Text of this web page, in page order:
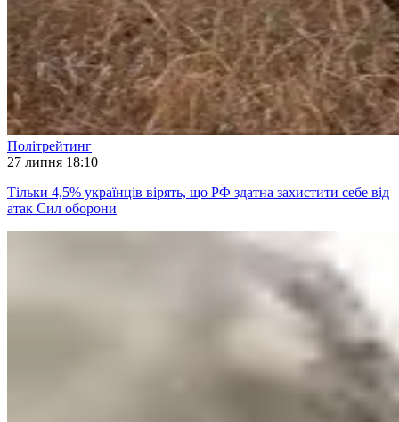
Політрейтинг
27 липня 18:10
Тільки 4,5% українців вірять, що РФ здатна захистити себе від
атак Сил оборони